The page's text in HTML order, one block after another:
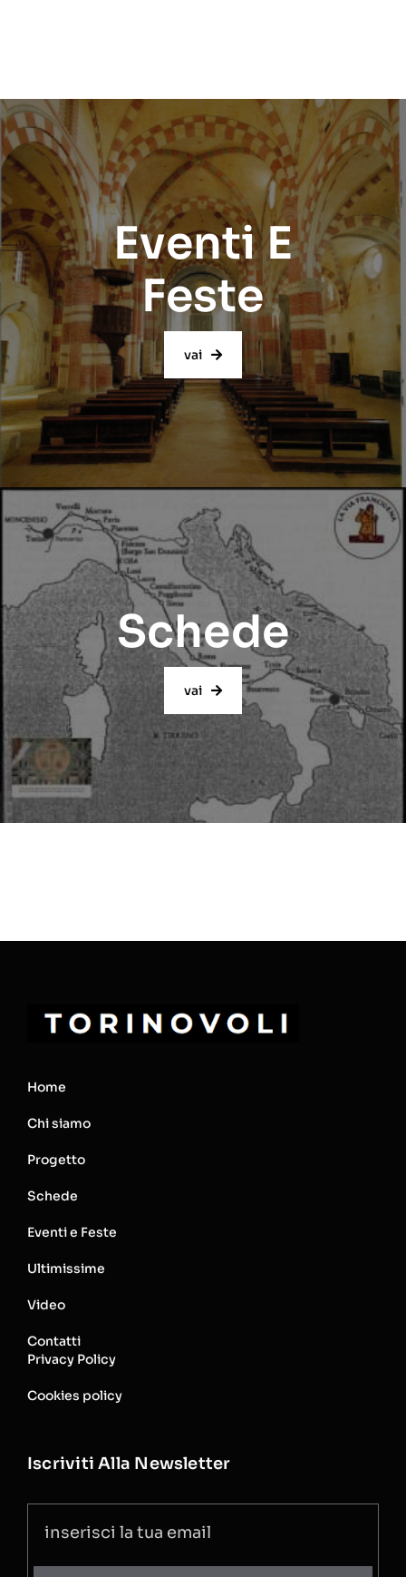
Eventi E
Feste
vai
Schede
vai
Home
Chi siamo
Progetto
Schede
Eventi e Feste
Ultimissime
Video
Contatti
Privacy Policy
Cookies policy
Iscriviti Alla Newsletter